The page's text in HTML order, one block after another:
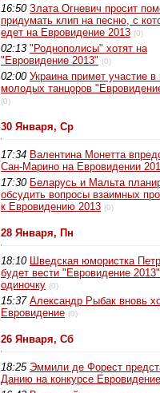
16:50 Злата Огневич просит
придумать клип на песню, с
едет на Евровидение 2013 (0)
02:13 "Роднополисы" хотят на
"Евровидение 2013" (0)
02:00 Украина примет участие в
молодых танцоров
(0)
30 Января, Ср
17:34 Валентина Монетта
Сан-Марино на Евровидении
17:30 Беларусь и Мальта
обсудить вопросы взаимных
к Евровидению 2013 (0)
28 Января, Пн
18:10 Шведская юмористка
будет вести "Евровидение
одиночку (0)
15:37 Александр Рыбак вновь
Евровидение (0)
26 Января, Сб
18:25 Эммили де Форест
Данию на конкурсе